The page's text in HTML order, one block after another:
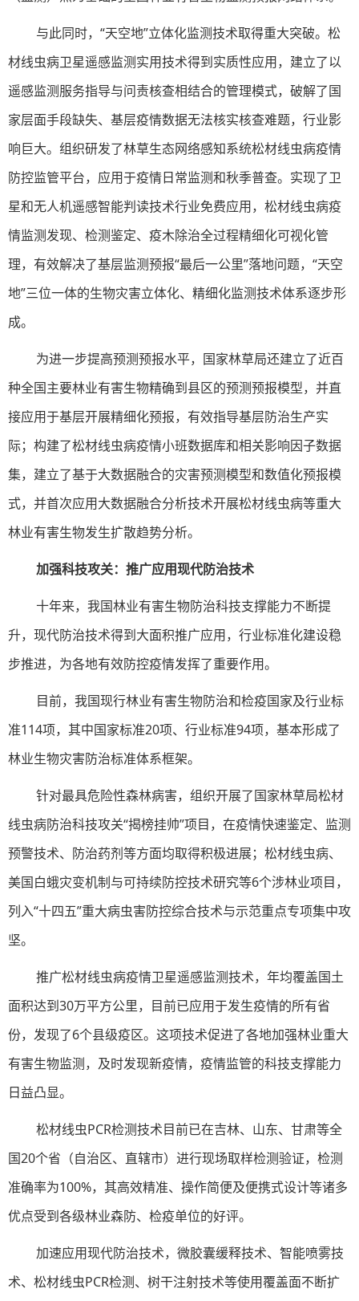
与此同时，“天空地”立体化监测技术取得重大突破。松
材线虫病卫星遥感监测实用技术得到实质性应用，建立了以
遥感监测服务指导与问责核查相结合的管理模式，破解了国
家层面手段缺失、基层疫情数据无法核实核查难题，行业影
响巨大。组织研发了林草生态网络感知系统松材线虫病疫情
防控监管平台，应用于疫情日常监测和秋季普查。实现了卫
星和无人机遥感智能判读技术行业免费应用，松材线虫病疫
情监测发现、检测鉴定、疫木除治全过程精细化可视化管
理，有效解决了基层监测预报“最后一公里”落地问题，“天空
地”三位一体的生物灾害立体化、精细化监测技术体系逐步形
成。
为进一步提高预测预报水平，国家林草局还建立了近百
种全国主要林业有害生物精确到县区的预测预报模型，并直
接应用于基层开展精细化预报，有效指导基层防治生产实
际；构建了松材线虫病疫情小班数据库和相关影响因子数据
集，建立了基于大数据融合的灾害预测模型和数值化预报模
式，并首次应用大数据融合分析技术开展松材线虫病等重大
林业有害生物发生扩散趋势分析。
加强科技攻关：推广应用现代防治技术
十年来，我国林业有害生物防治科技支撑能力不断提
升，现代防治技术得到大面积推广应用，行业标准化建设稳
步推进，为各地有效防控疫情发挥了重要作用。
目前，我国现行林业有害生物防治和检疫国家及行业标
准114项，其中国家标准20项、行业标准94项，基本形成了
林业生物灾害防治标准体系框架。
针对最具危险性森林病害，组织开展了国家林草局松材
线虫病防治科技攻关“揭榜挂帅”项目，在疫情快速鉴定、监测
预警技术、防治药剂等方面均取得积极进展；松材线虫病、
美国白蛾灾变机制与可持续防控技术研究等6个涉林业项目，
列入“十四五”重大病虫害防控综合技术与示范重点专项集中攻
坚。
推广松材线虫病疫情卫星遥感监测技术，年均覆盖国土
面积达到30万平方公里，目前已应用于发生疫情的所有省
份，发现了6个县级疫区。这项技术促进了各地加强林业重大
有害生物监测，及时发现新疫情，疫情监管的科技支撑能力
日益凸显。
松材线虫PCR检测技术目前已在吉林、山东、甘肃等全
国20个省（自治区、直辖市）进行现场取样检测验证，检测
准确率为100%，其高效精准、操作简便及便携式设计等诸多
优点受到各级林业森防、检疫单位的好评。
加速应用现代防治技术，微胶囊缓释技术、智能喷雾技
术、松材线虫PCR检测、树干注射技术等使用覆盖面不断扩